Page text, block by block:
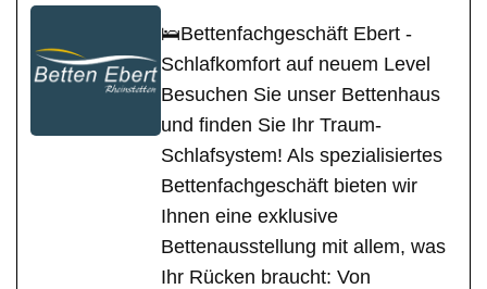
🛌Bettenfachgeschäft Ebert -
Schlafkomfort auf neuem Level
Besuchen Sie unser Bettenhaus
und finden Sie Ihr Traum-
Schlafsystem! Als spezialisiertes
Bettenfachgeschäft bieten wir
Ihnen eine exklusive
Bettenausstellung mit allem, was
Ihr Rücken braucht: Von